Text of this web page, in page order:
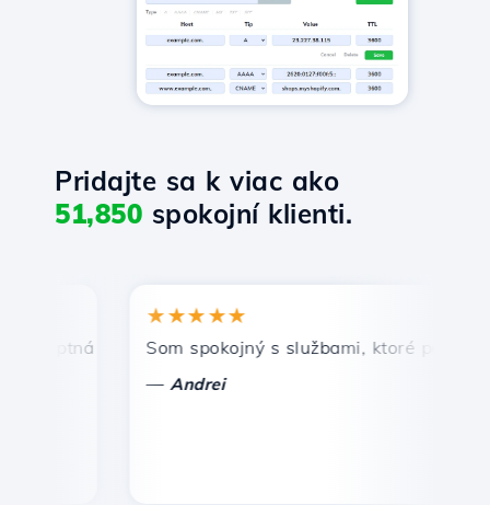
Pridajte sa k viac ako
51,850 spokojní klienti.
a efektívna technická podpora.
★★★★★
Som spokojný s službami, ktoré ponúka
Andrei